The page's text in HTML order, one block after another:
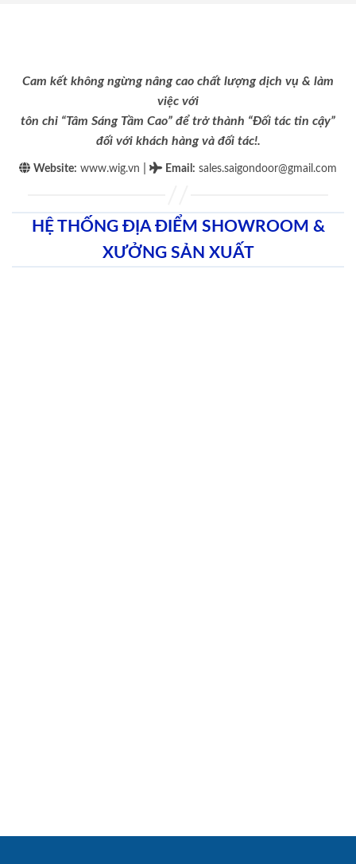
Cam kết không ngừng nâng cao chất lượng dịch vụ & làm
việc với
tôn chỉ “Tâm Sáng Tầm Cao” để trở thành “Đối tác tin cậy”
đối với khách hàng và đối tác!.
Website: www.wig.vn Email : sales.saigondoor@gmail.com
HỆ THỐNG ĐỊA ĐIỂM SHOWROOM &
XƯỞNG SẢN XUẤT